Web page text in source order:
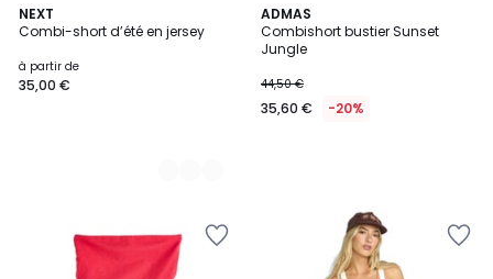
NEXT
Combi-short d’été en jersey
à partir de
35,00 €
2
Couleurs
ADMAS
Combishort bustier Sunset
Jungle
44,50 €
35,60 € -20%